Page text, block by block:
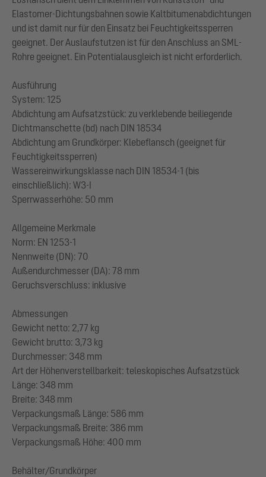
Elastomer-Dichtungsbahnen sowie Kaltbitumenabdichtungen
und ist damit nur für den Einsatz bei Feuchtigkeitssperren
geeignet. Der Auslaufstutzen ist für den Anschluss an SML-
Rohre geeignet. Ein Potentialausgleich ist nicht erforderlich.
Ausführung
System: 125
Abdichtung am Aufsatzstück: zu verklebende beiliegende
Dichtmanschette (bd) nach DIN 18534
Abdichtung am Grundkörper: Klebeflansch (geeignet für
Feuchtigkeitssperren)
Wassereinwirkungsklasse nach DIN 18534-1 (bis
einschließlich): W3-I
Sperrwasserhöhe: 50 mm
Allgemeine Merkmale
Norm: EN 1253-1
Nennweite (DN): 70
Außendurchmesser (DA): 78 mm
Geruchsverschluss: inklusive
Abmessungen
Gewicht netto: 2,77 kg
Gewicht brutto: 3,73 kg
Durchmesser: 348 mm
Art der Höhenverstellbarkeit: teleskopisches Aufsatzstück
Länge: 348 mm
Breite: 348 mm
Verpackungsmaß Länge: 586 mm
Verpackungsmaß Breite: 386 mm
Verpackungsmaß Höhe: 400 mm
Behälter/Grundkörper